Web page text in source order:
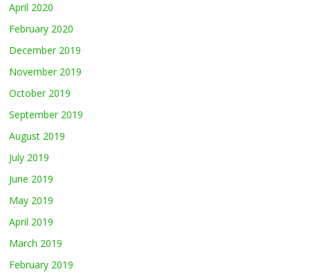
April 2020
February 2020
December 2019
November 2019
October 2019
September 2019
August 2019
July 2019
June 2019
May 2019
April 2019
March 2019
February 2019